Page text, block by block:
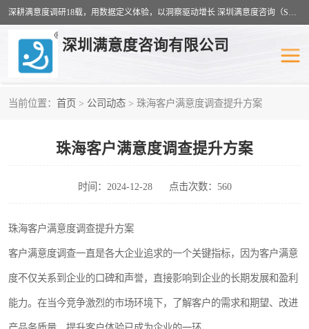
深耕满意度调研18载，用数据定义体验，以洞察驱动增长 深圳满意度咨询（SSC）：十八年专注，丈量每一份体验。
深圳满意度咨询有限公司
当前位置： 首页 > 公司动态 > 珠海客户满意度调查提升方案
珠海客户满意度调查提升方案
时间：2024-12-28 点击次数：560
珠海客户满意度调查提升方案
客户满意度调查一直是各大企业追求的一个关键指标，因为客户满意
度不仅关系到企业的口碑和声誉，直接影响到企业的长期发展和盈利
能力。在当今竞争激烈的市场环境下，了解客户的需求和期望、改进
客户满意度调查 医疗服务业满意度
公共事务满意度调查 餐饮业满意度调查
营商环境满意度
服务满意度调查 汽车行业满意度